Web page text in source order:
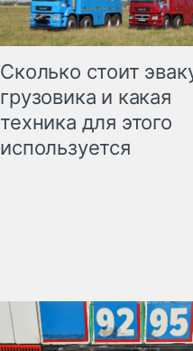
Сколько стоит
грузовика и какая
техника для этого
используется